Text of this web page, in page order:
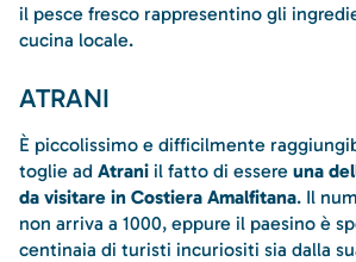
il pesce fresco rappresentino gli
cucina locale.
ATRANI
È piccolissimo e difficilmente
toglie ad Atrani il fatto di essere una
da visitare in Costiera Amalfitana. Il
non arriva a 1000, eppure il paesino è
centinaia di turisti incuriositi sia dalla